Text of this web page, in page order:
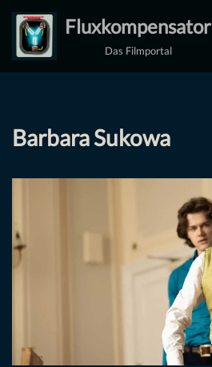
Zum
Inhalt
Fluxkompensator
Das Filmportal
Barbara Sukowa